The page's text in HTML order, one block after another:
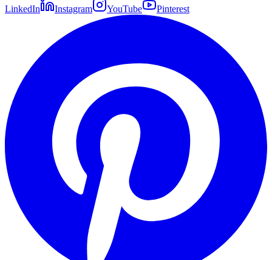
LinkedIn Instagram YouTube Pinterest